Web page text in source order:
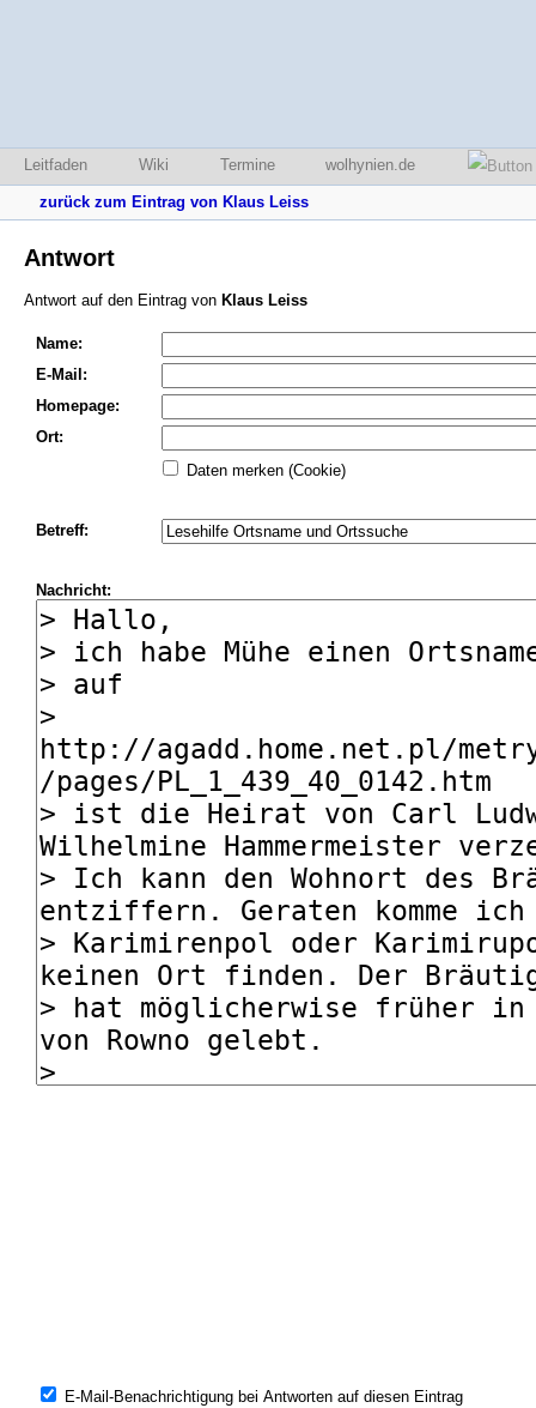
Leitfaden Wiki Termine wolhynien.de
zurück zum Eintrag von Klaus Leiss
Antwort
Antwort auf den Eintrag von Klaus Leiss
Name:
E-Mail:
Homepage:
Ort:
Daten merken (Cookie)
Betreff:
Nachricht:
E-Mail-Benachrichtigung bei Antworten auf diesen Eintrag